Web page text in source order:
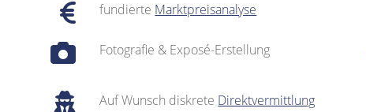
fundierte Marktpreisanalyse
Fotografie & Exposé-Erstellung
Auf Wunsch diskrete Direktvermittlung